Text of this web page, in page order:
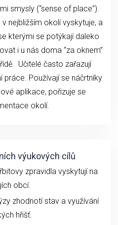
smysly (“sense of place”).
nejbližším okolí vyskytuje, a
kterými se potýkají daleko
i u nás doma “za oknem”
Učitelé často zařazují
práce. Používají se náčrtníky
aplikace, pořizuje se
okolí.
výukových cílů
zpravidla vyskytují na
obcí.
zhodnotí stav a využívání
hřišť.